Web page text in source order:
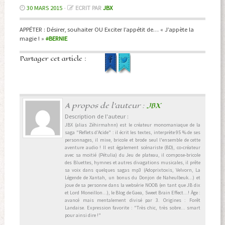
30 MARS 2015- ECRIT PAR JBX
APPÉTER : Désirer, souhaiter OU Exciter l’appétit de… « J’appète la
magie ! » #BERNIE
Partager cet article :
A propos de l'auteur :JBX
Description de l'auteur :
JBX (alias Zéhirmahnn) est le créateur monomaniaque de la
saga "Reflets d’Acide" : il écrit les textes, interprète 95 % de ses
personnages, il mixe, bricole et brode seul l'ensemble de cette
aventure audio ! Il est également scénariste (BD), co-créateur
avec sa moitié (Pétulia) du Jeu de plateau, il compose-bricole
des Bluettes, hymnes et autres divagations musicales, il prête
sa voix dans quelques sagas mp3 (Adoprixtoxis, Velvorn, La
Légende de Xantah, un bonus du Donjon de Naheulbeuk...) et
joue de sa personne dans la websérie NOOB (en tant que JB dix
et Lord Moneillon...), le Blog de Gaea, Sweet Brain Effect...! Âge :
avancé mais mentalement divisé par 3. Origines : Forêt
Landaise. Expression favorite : "Très chic, très sobre... smart
pour ainsi dire !"